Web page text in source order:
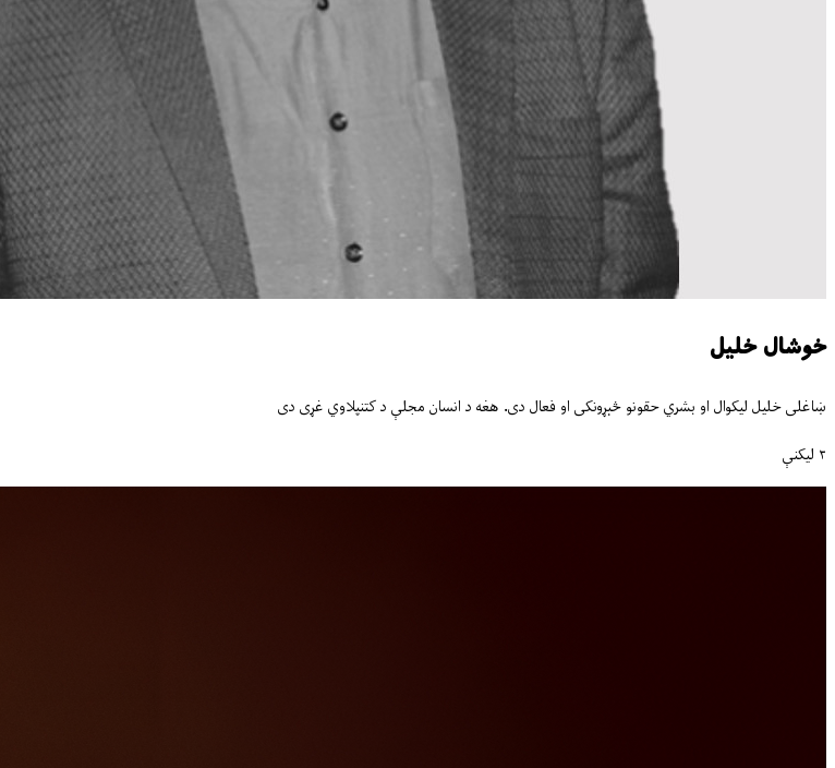
خوشال خلیل
ښاغلی خلیل لیکوال او بشري حقونو څېړونکی او فعال دی. هغه د انسان مجلې د کتنپلاوي غړی دی
۳ لیکنې